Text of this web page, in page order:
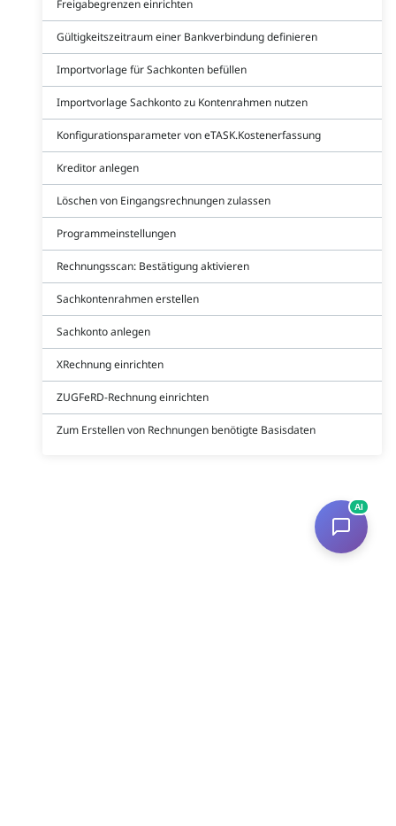
Freigabegrenzen einrichten
Gültigkeitszeitraum einer Bankverbindung definieren
Importvorlage für Sachkonten befüllen
Importvorlage Sachkonto zu Kontenrahmen nutzen
Konfigurationsparameter von eTASK.Kostenerfassung
Kreditor anlegen
Löschen von Eingangsrechnungen zulassen
Programmeinstellungen
Rechnungsscan: Bestätigung aktivieren
Sachkontenrahmen erstellen
Sachkonto anlegen
XRechnung einrichten
ZUGFeRD-Rechnung einrichten
Zum Erstellen von Rechnungen benötigte Basisdaten
AI